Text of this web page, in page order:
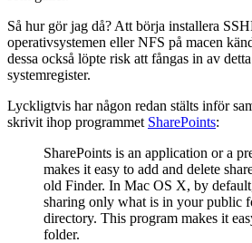
Så hur gör jag då? Att börja installera
operativsystemen eller NFS på macen
dessa också löpte risk att fångas in av
systemregister.
Lyckligtvis har någon redan stälts inför
skrivit ihop programmet SharePoints:
SharePoints is an application or a
makes it easy to add and delete
old Finder. In Mac OS X, by
sharing only what is in your public
directory. This program makes it
folder.